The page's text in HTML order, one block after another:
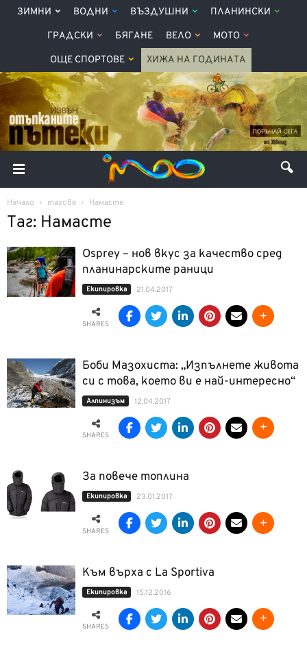
ЗИМНИ ВОДНИ ВЪЗДУШНИ ПЛАНИНСКИ
ГРАДСКИ БЯГАНЕ ВЕЛО МОТО
ОЩЕ СПОРТОВЕ ХИЖА НА ГОДИНАТА
Начало тагове Намасте
Таг: Намасте
Osprey – нов вкус за качество сред
планинарските раници
Екипировка 21.04.2017
SHARES
Боби Мазохиста: „Изпълнете живота
си с това, което ви е най-интересно“
Алпинизъм 12.04.2017
SHARES
За повече топлина
Екипировка 23.01.2017
SHARES
Към върха с La Sportiva
Екипировка 15.12.2016
SHARES